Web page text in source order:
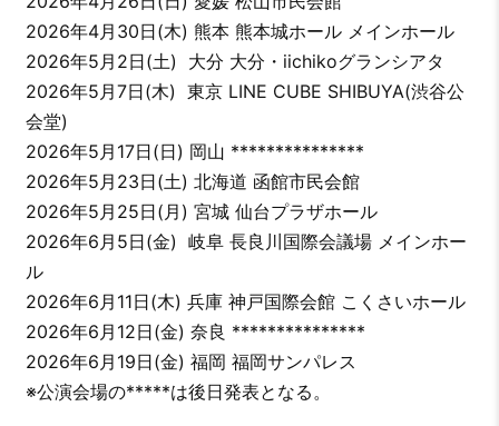
2026年4月30日(木) 熊本 熊本城ホール メインホール
2026年5月2日(土) 大分 大分・iichikoグランシアタ
2026年5月7日(木) 東京 LINE CUBE SHIBUYA(渋谷公
会堂)
2026年5月17日(日) 岡山 ***************
2026年5月23日(土) 北海道 函館市民会館
2026年5月25日(月) 宮城 仙台プラザホール
2026年6月5日(金) 岐阜 長良川国際会議場 メインホー
ル
2026年6月11日(木) 兵庫 神戸国際会館 こくさいホール
2026年6月12日(金) 奈良 ***************
2026年6月19日(金) 福岡 福岡サンパレス
※公演会場の*****は後日発表となる。